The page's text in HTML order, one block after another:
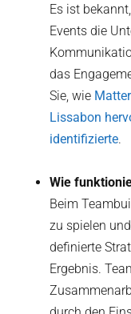
Es ist
Events die
das
Sie, wie
Lissabon
identifizierte.
Wie
Beim
zu spielen
definierte
Ergebnis.